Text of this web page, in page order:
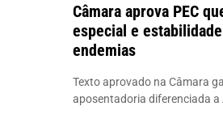
Câmara aprova PEC
especial e
endemias
Texto aprovado na Câmara
aposentadoria diferenciada a